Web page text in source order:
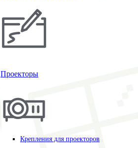
Проекторы
Крепления для проекторов